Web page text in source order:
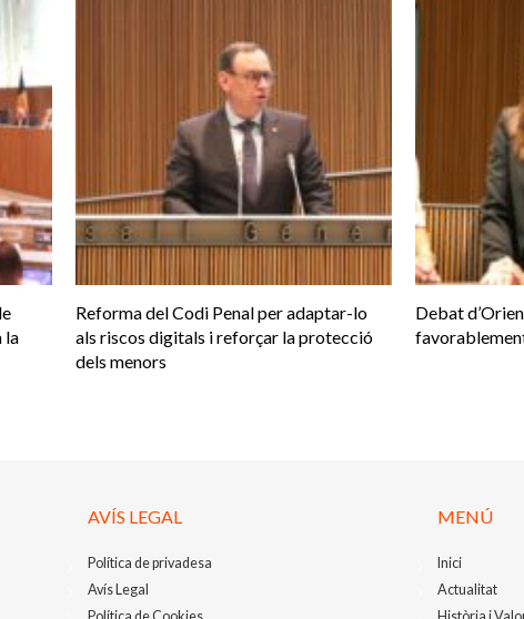
la
Reforma del Codi Penal per adaptar-lo
als riscos digitals i reforçar la protecció
dels menors
Debat
AVÍS LEGAL
Política de privadesa
Avís Legal
MENÚ
Inici
Actualitat